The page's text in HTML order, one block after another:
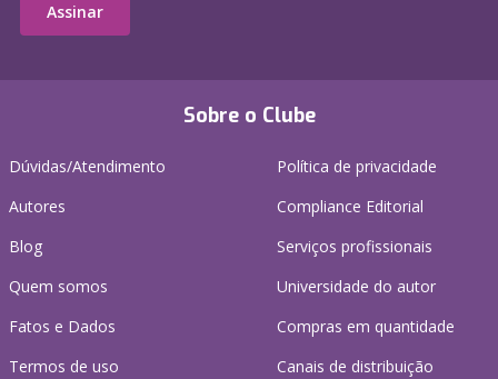
Sobre o Clube
Dúvidas/Atendimento
Autores
Blog
Quem somos
Fatos e Dados
Termos de uso
Política de privacidade
Compliance Editorial
Serviços profissionais
Universidade do autor
Compras em quantidade
Canais de distribuição
Assinar